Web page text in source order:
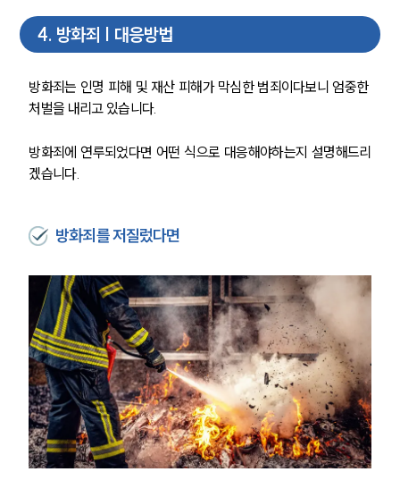
4. 방화죄 | 대응방법
방화죄는 인명 피해 및 재산 피해가 막심한 범죄이다보니 엄중한
처벌을 내리고 있습니다.
방화죄에 연루되었다면 어떤 식으로 대응해야하는지 설명해드리
겠습니다.
방화죄를 저질렀다면